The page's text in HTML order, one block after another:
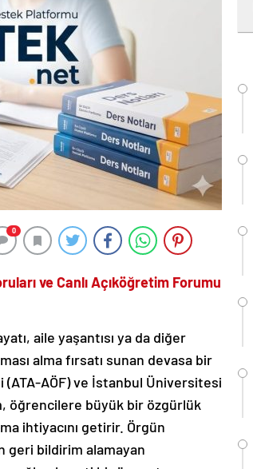
0
ve Canlı Açıköğretim Forumu
aile yaşantısı ya da diğer
alma fırsatı sunan devasa bir
AÖF) ve İstanbul Üniversitesi
öğrencilere büyük bir özgürlük
ihtiyacını getirir. Örgün
geri bildirim alamayan